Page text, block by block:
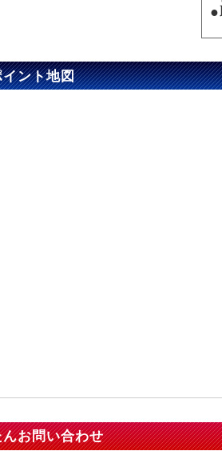
●
ント地図
お問い合わせ